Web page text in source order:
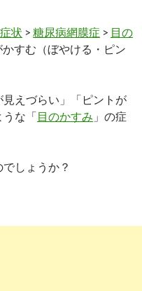
状 > 糖尿病網膜症 > 目の
すむ（ぼやける・ピン
えづらい」「ピントが
うな「目のかすみ 」の症
しょうか？